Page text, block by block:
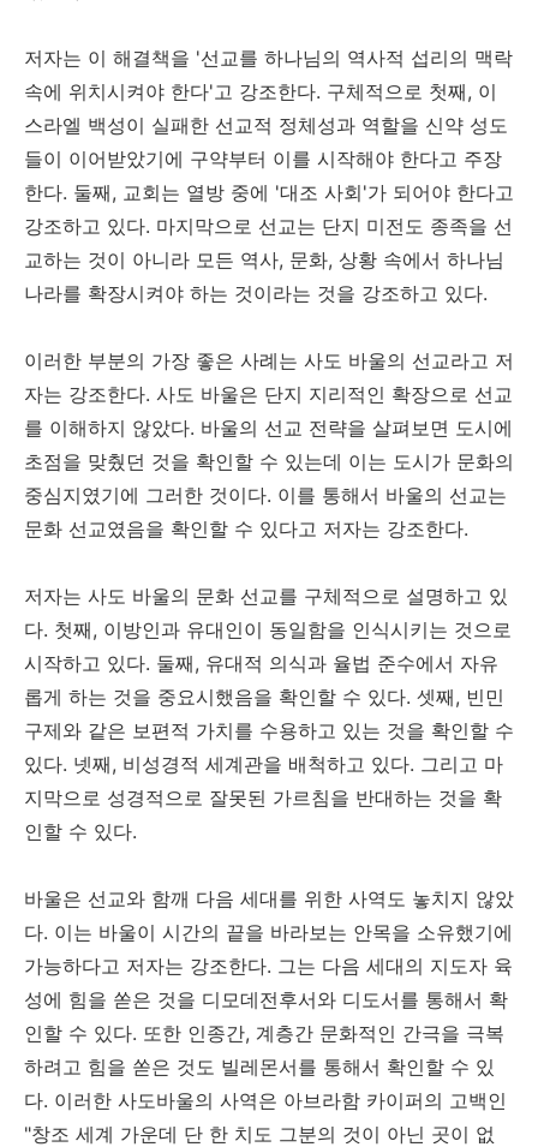
저자는 이 해결책을 '선교를 하나님의 역사적 섭리의 맥락
속에 위치시켜야 한다'고 강조한다. 구체적으로 첫째, 이
스라엘 백성이 실패한 선교적 정체성과 역할을 신약 성도
들이 이어받았기에 구약부터 이를 시작해야 한다고 주장
한다. 둘째, 교회는 열방 중에 '대조 사회'가 되어야 한다고
강조하고 있다. 마지막으로 선교는 단지 미전도 종족을 선
교하는 것이 아니라 모든 역사, 문화, 상황 속에서 하나님
나라를 확장시켜야 하는 것이라는 것을 강조하고 있다.
이러한 부분의 가장 좋은 사례는 사도 바울의 선교라고 저
자는 강조한다. 사도 바울은 단지 지리적인 확장으로 선교
를 이해하지 않았다. 바울의 선교 전략을 살펴보면 도시에
초점을 맞췄던 것을 확인할 수 있는데 이는 도시가 문화의
중심지였기에 그러한 것이다. 이를 통해서 바울의 선교는
문화 선교였음을 확인할 수 있다고 저자는 강조한다.
저자는 사도 바울의 문화 선교를 구체적으로 설명하고 있
다. 첫째, 이방인과 유대인이 동일함을 인식시키는 것으로
시작하고 있다. 둘째, 유대적 의식과 율법 준수에서 자유
롭게 하는 것을 중요시했음을 확인할 수 있다. 셋째, 빈민
구제와 같은 보편적 가치를 수용하고 있는 것을 확인할 수
있다. 넷째, 비성경적 세계관을 배척하고 있다. 그리고 마
지막으로 성경적으로 잘못된 가르침을 반대하는 것을 확
인할 수 있다.
바울은 선교와 함깨 다음 세대를 위한 사역도 놓치지 않았
다. 이는 바울이 시간의 끝을 바라보는 안목을 소유했기에
가능하다고 저자는 강조한다. 그는 다음 세대의 지도자 육
성에 힘을 쏟은 것을 디모데전후서와 디도서를 통해서 확
인할 수 있다. 또한 인종간, 계층간 문화적인 간극을 극복
하려고 힘을 쏟은 것도 빌레몬서를 통해서 확인할 수 있
다. 이러한 사도바울의 사역은 아브라함 카이퍼의 고백인
"창조 세계 가운데 단 한 치도 그분의 것이 아닌 곳이 없